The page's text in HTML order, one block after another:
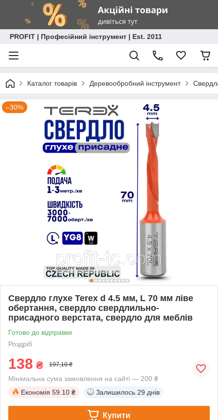
PROFIT | Професійний інструмент | Est. 2011
Каталог товарів Деревообробний інструмент
–30%
Свердло глухе Terex d 4.5 мм, L 70 мм ліве
обертання, свердло свердлильно-
присадного верстата, свердло для меблів
Готово до відправки
Роздріб
138 ₴ 197,10 ₴
Мінімальна сума замовлення на сайті — 200 ₴
Економія 59.10 ₴ Залишилось 29 днів
Купити